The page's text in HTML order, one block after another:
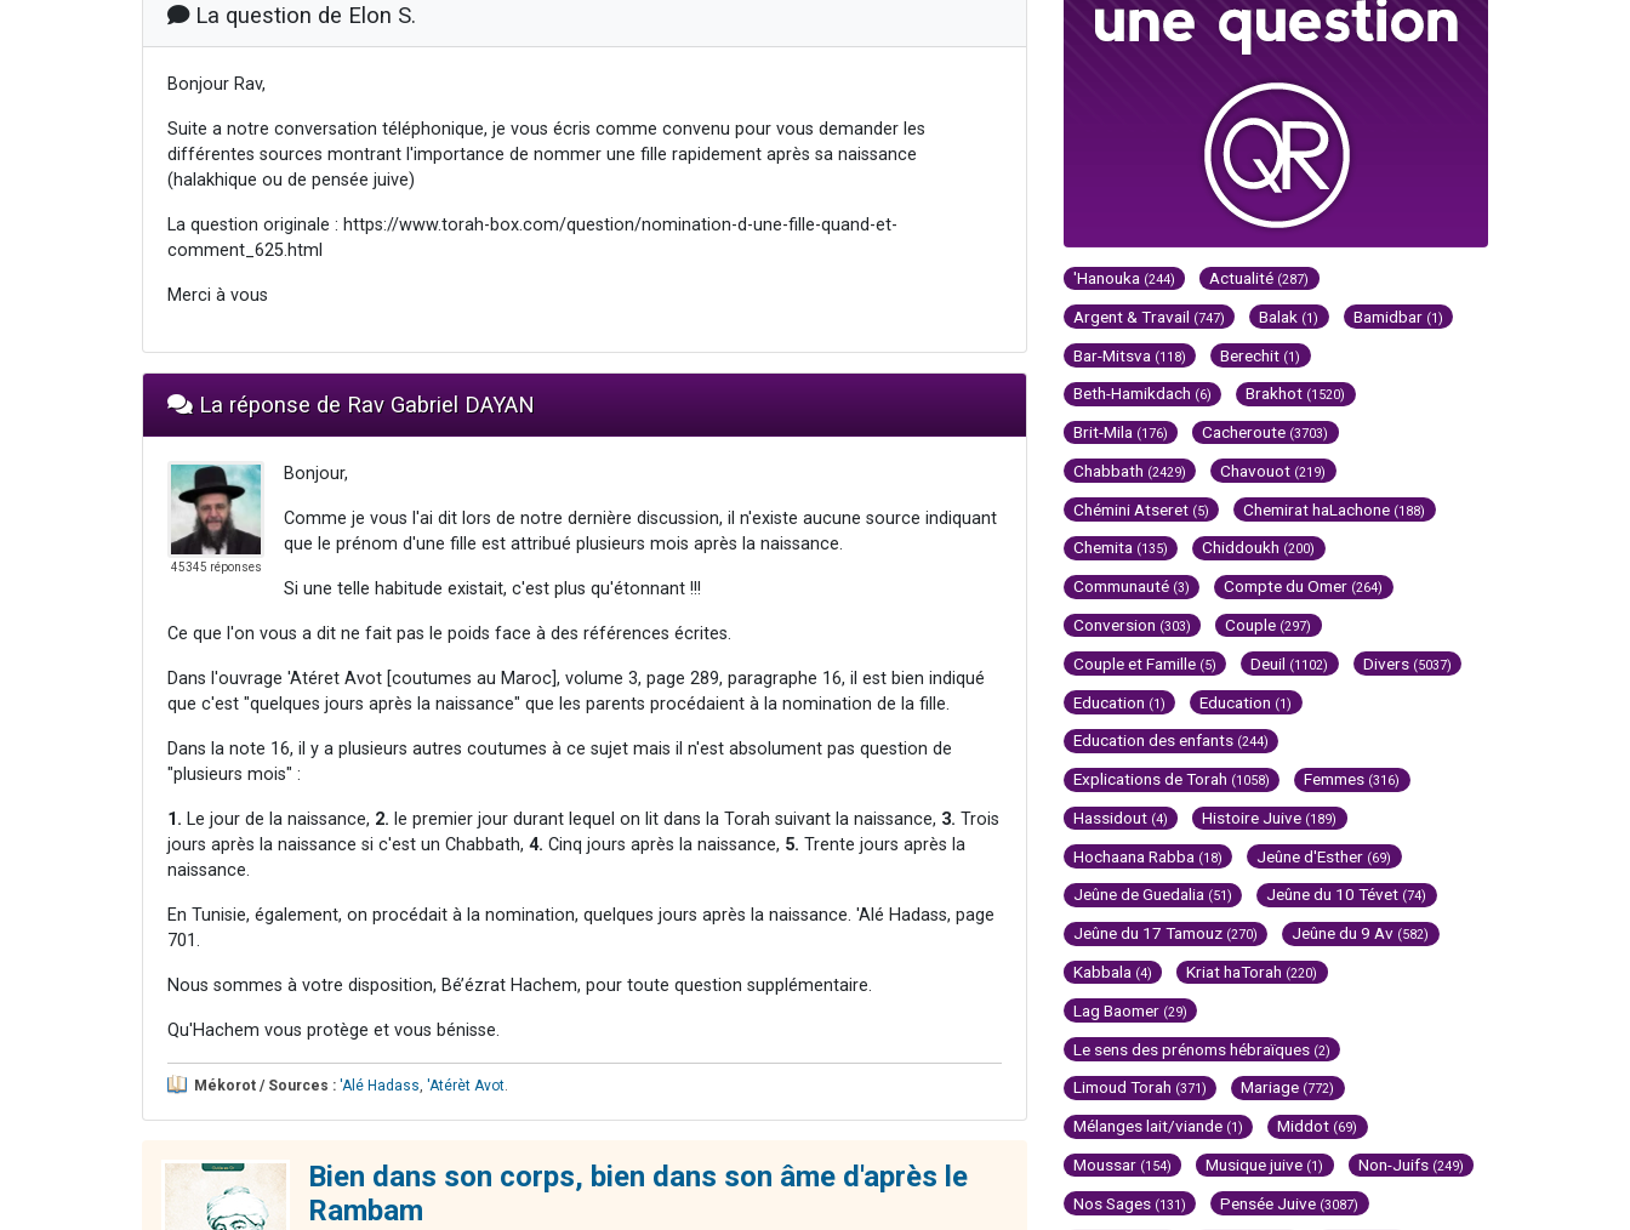
La question de Elon S.
Bonjour Rav,
Suite a notre conversation téléphonique, je vous écris comme convenu pour vous demander les
différentes sources montrant l'importance de nommer une fille rapidement après sa naissance
(halakhique ou de pensée juive)
La question originale : https://www.torah-box.com/question/nomination-d-une-fille-quand-et-
comment_625.html
Merci à vous
La réponse de Rav Gabriel DAYAN
45345 réponses
Bonjour,
Comme je vous l'ai dit lors de notre dernière discussion, il n'existe aucune source indiquant
que le prénom d'une fille est attribué plusieurs mois après la naissance.
Si une telle habitude existait, c'est plus qu'étonnant !!!
Ce que l'on vous a dit ne fait pas le poids face à des références écrites.
Dans l'ouvrage 'Atéret Avot [coutumes au Maroc], volume 3, page 289, paragraphe 16, il est bien indiqué
que c'est "quelques jours après la naissance" que les parents procédaient à la nomination de la fille.
Dans la note 16, il y a plusieurs autres coutumes à ce sujet mais il n'est absolument pas question de
"plusieurs mois" :
1. Le jour de la naissance, 2. le premier jour durant lequel on lit dans la Torah suivant la naissance, 3. Trois
jours après la naissance si c'est un Chabbath, 4. Cinq jours après la naissance, 5. Trente jours après la
naissance.
En Tunisie, également, on procédait à la nomination, quelques jours après la naissance. 'Alé Hadass, page
701.
Nous sommes à votre disposition, Bé’ézrat Hachem, pour toute question supplémentaire.
Qu'Hachem vous protège et vous bénisse.
Mékorot / Sources : 'Alé Hadass 'Atérèt Avot
Bien dans son corps, bien dans son âme d'après le
Rambam
'Hanouka (244) Actualité (287)
Argent & Travail (747) Balak (1) Bamidbar (1)
Bar-Mitsva (118) Berechit (1)
Beth-Hamikdach (6) Brakhot (1520)
Brit-Mila (176) Cacheroute (3703)
Chabbath (2429) Chavouot (219)
Chémini Atseret (5) Chemirat haLachone (188)
Chemita (135) Chiddoukh (200)
Communauté (3) Compte du Omer (264)
Conversion (303) Couple (297)
Couple et Famille (5) Deuil (1102) Divers (5037)
Education (1) Education (1)
Education des enfants (244)
Explications de Torah (1058) Femmes (316)
Hassidout (4) Histoire Juive (189)
Hochaana Rabba (18) Jeûne d'Esther (69)
Jeûne de Guedalia (51) Jeûne du 10 Tévet (74)
Jeûne du 17 Tamouz (270) Jeûne du 9 Av (582)
Kabbala (4) Kriat haTorah (220)
Lag Baomer (29)
Le sens des prénoms hébraïques (2)
Limoud Torah (371) Mariage (772)
Mélanges lait/viande (1) Middot (69)
Moussar (154) Musique juive (1) Non-Juifs (249)
Nos Sages (131) Pensée Juive (3087)